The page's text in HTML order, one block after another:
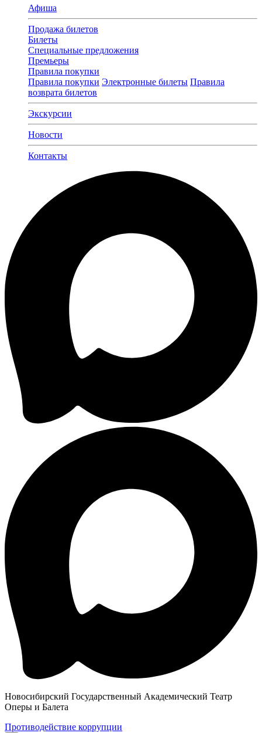
Афиша
Продажа билетов
Билеты
Специальные предложения
Премьеры
Правила покупки
Правила покупки Электронные билеты Правила
возврата билетов
Экскурсии
Новости
Контакты
Новосибирский Государственный Академический Театр
Оперы и Балета
Противодействие коррупции